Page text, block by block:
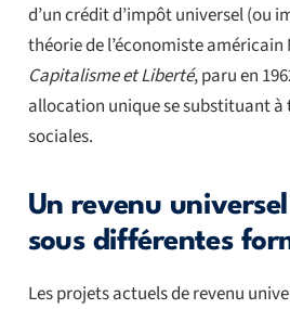
d’un crédit d’impôt universel (ou
théorie de l’économiste
Capitalisme et Liberté, paru en
allocation unique se substituant à
sociales.
Un revenu
sous différentes
Les projets actuels de revenu